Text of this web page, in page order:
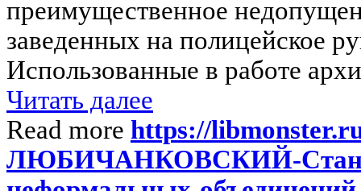
преимущественное
заведенных на полицейское
Использованные в работе
Читать далее
Read more https://
ЛЮБИЧАНКОВСКИЙ-